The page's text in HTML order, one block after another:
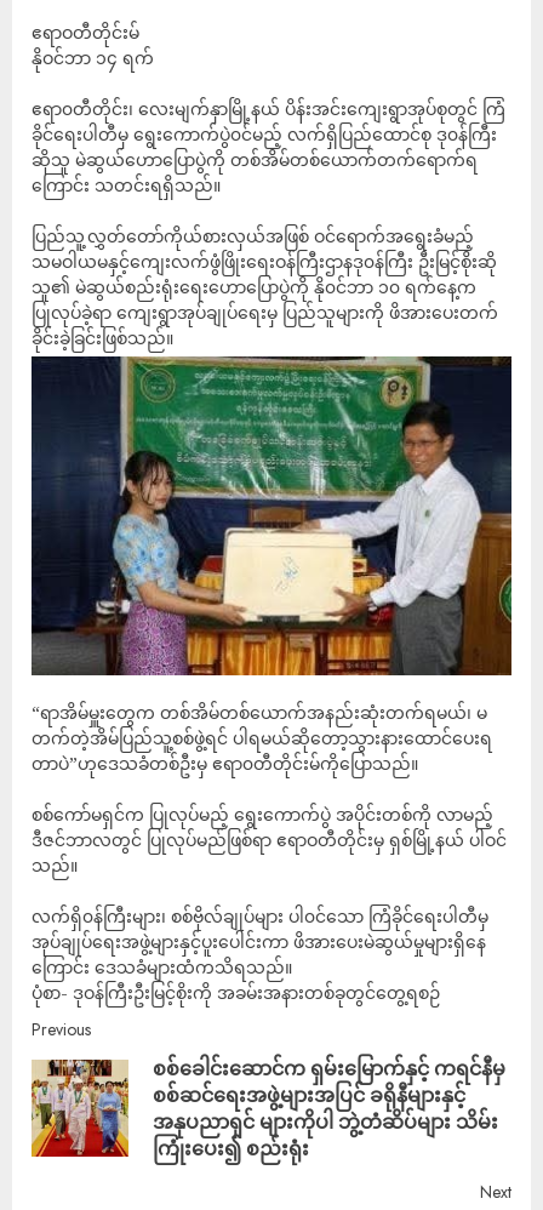
ဧရာဝတီတိုင်းမ်
နိုဝင်ဘာ ၁၄ ရက်
ဧရာ၀တီတိုင်း၊ လေးမျက်နှာမြို့နယ် ပိန်းအင်းကျေးရွာအုပ်စုတွင် ကြံ
ခိုင်ရေးပါတီမှ ရွေးကောက်ပွဲ၀င်မည့် လက်ရှိပြည်ထောင်စု ဒု၀န်ကြီး
ဆိုသူ မဲဆွယ်ဟောပြောပွဲကို တစ်အိမ်တစ်ယောက်တက်ရောက်ရ
ကြောင်း သတင်းရရှိသည်။
ပြည်သူ့လွှတ်တော်ကိုယ်စားလှယ်အဖြစ် ဝင်ရောက်အရွေးခံမည့်
သမဝါယမနှင့်ကျေးလက်ဖွံဖြိုးရေးဝန်ကြီးဌာနဒု၀န်ကြီး ဦးမြင့်စိုးဆို
သူ၏ မဲဆွယ်စည်းရုံးရေးဟောပြောပွဲကို နို၀င်ဘာ ၁၀ ရက်နေ့က
ပြုလုပ်ခဲ့ရာ ကျေးရွာအုပ်ချုပ်ရေးမှ ပြည်သူများကို ဖိအားပေးတက်
ခိုင်းခဲ့ခြင်းဖြစ်သည်။
“ရာအိမ်မှူးတွေက တစ်အိမ်တစ်ယောက်အနည်းဆုံးတက်ရမယ်၊ မ
တက်တဲ့အိမ်ပြည်သူ့စစ်ဖွဲ့ရင် ပါရမယ်ဆိုတော့သွားနားထောင်ပေးရ
တာပဲ”ဟုဒေသခံတစ်ဦးမှ ဧရာ၀တီတိုင်းမ်ကိုပြောသည်။
စစ်ကော်မရှင်က ပြုလုပ်မည့် ရွေးကောက်ပွဲ အပိုင်းတစ်ကို လာမည့်
ဒီဇင်ဘာလတွင် ပြုလုပ်မည်ဖြစ်ရာ ဧရာဝတီတိုင်းမှ ရှစ်မြို့နယ် ပါဝင်
သည်။
လက်ရှိ၀န်ကြီးများ၊ စစ်ဗိုလ်ချုပ်များ ပါ၀င်သော ကြံခိုင်ရေးပါတီမှ
အုပ်ချုပ်ရေးအဖွဲ့များနှင့်ပူးပေါင်းကာ ဖိအားပေးမဲဆွယ်မှုများရှိနေ
ကြောင်း ဒေသခံများထံကသိရသည်။
ပုံစာ- ဒုဝန်ကြီးဦးမြင့်စိုးကို အခမ်းအနားတစ်ခုတွင်တွေ့ရစဉ်
Previous
စစ်ခေါင်းဆောင်က ရှမ်းမြောက်နှင့် ကရင်နီမှ
စစ်ဆင်ရေးအဖွဲ့များအပြင် ခရိုနီများနှင့်
အနုပညာရှင် များကိုပါ ဘွဲ့တံဆိပ်များ သိမ်း
ကြုံးပေး၍ စည်းရုံး
Next